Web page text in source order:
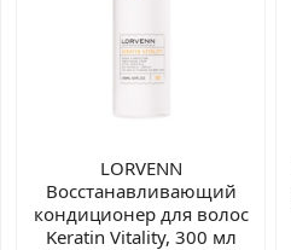
LORVENN
Восстанавливающий
кондиционер для волос
Keratin Vitality, 300 мл